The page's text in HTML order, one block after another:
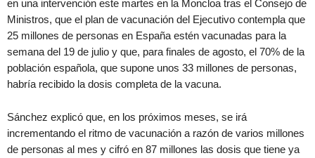
en una intervención este martes en la Moncloa tras el Consejo de
Ministros, que el plan de vacunación del Ejecutivo contempla que
25 millones de personas en España estén vacunadas para la
semana del 19 de julio y que, para finales de agosto, el 70% de la
población española, que supone unos 33 millones de personas,
habría recibido la dosis completa de la vacuna.
Sánchez explicó que, en los próximos meses, se irá
incrementando el ritmo de vacunación a razón de varios millones
de personas al mes y cifró en 87 millones las dosis que tiene ya